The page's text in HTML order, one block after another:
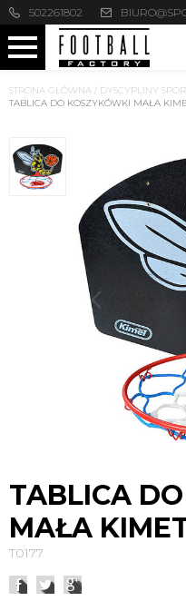
502261802
STRONA GŁÓWNA / DYSCYPLINY
TABLICA DO KOSZYKÓWKI MAŁA
TABLICA
MAŁA
T0177